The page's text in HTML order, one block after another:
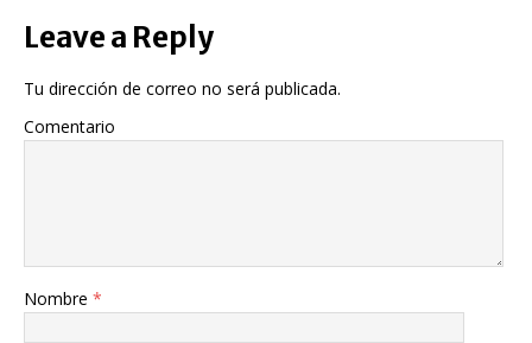
Leave a Reply
Tu dirección de correo no será publicada.
Comentario
Nombre *